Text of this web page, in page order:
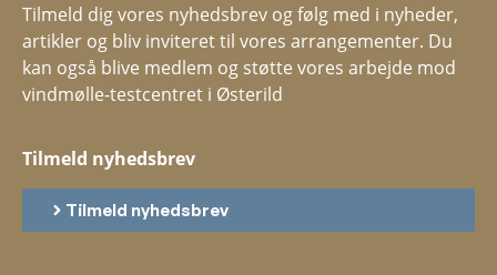
Tilmeld dig vores nyhedsbrev og følg med i nyheder,
artikler og bliv inviteret til vores arrangementer. Du
kan også blive medlem og støtte vores arbejde mod
vindmølle-testcentret i Østerild
Tilmeld nyhedsbrev
Tilmeld nyhedsbrev